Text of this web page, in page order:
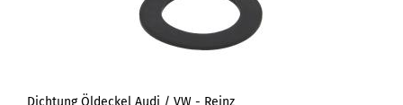
Dichtung Öldeckel Audi / VW - Reinz